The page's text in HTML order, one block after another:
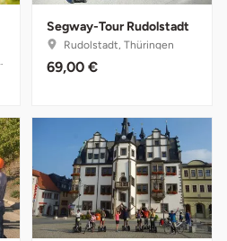
Segway-Tour Rudolstadt
Rudolstadt, Thüringen
69,00 €